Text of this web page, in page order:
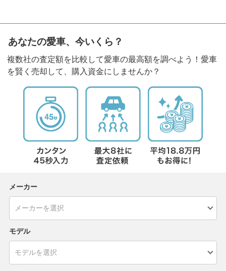
あなたの愛車、今いくら？
複数社の査定額を比較して愛車の最高額を調べよう！愛車
を賢く売却して、購入資金にしませんか？
メーカー
モデル